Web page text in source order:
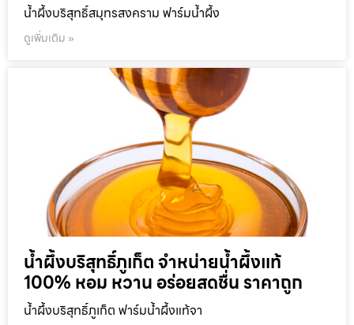
น้ำผึ้งบริสุทธิ์สมุทรสงคราม ฟาร์มน้ำผึ้ง
ดูเพิ่มเติม »
น้ำผึ้งบริสุทธิ์ภูเก็ต จำหน่ายน้ำผึ้งแท้
100% หอม หวาน อร่อยสดชื่น ราคาถูก
น้ำผึ้งบริสุทธิ์ภูเก็ต ฟาร์มน้ำผึ้งแท้จา